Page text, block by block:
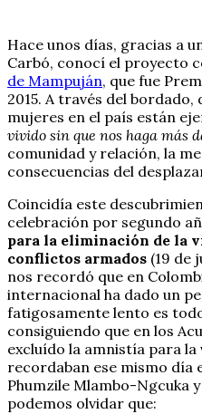
Hace unos días, gracias a
Carbó, conocí el proyecto
de Mampuján, que fue
2015. A través del
mujeres en el país están
vivido sin que nos haga más
comunidad y relación, la
consecuencias del
Coincidía este
celebración por segundo
para la eliminación de la
conflictos armados (19 de
nos recordó que en
internacional ha dado un
fatigosamente lento es
consiguiendo que en los
excluído la amnistía para la
recordaban ese mismo día
Phumzile Mlambo-Ngcuka
podemos olvidar que: